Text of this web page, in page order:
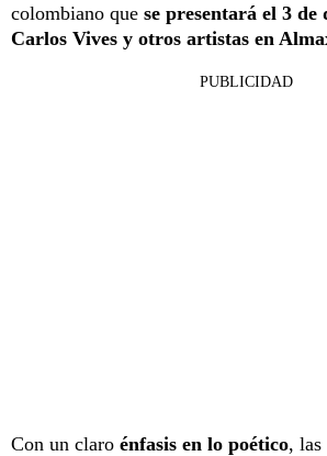
colombiano que se presentará el 3
Carlos Vives y otros artistas en
PUBLICIDAD
Con un claro énfasis en lo poético, las